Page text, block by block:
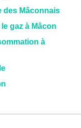
des Mâconnais
gaz à Mâcon
à